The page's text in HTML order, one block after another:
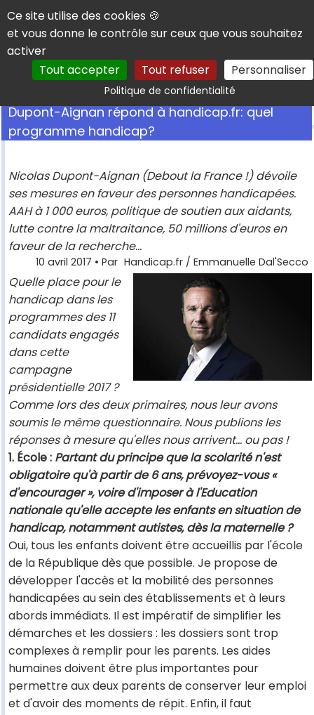
Panneau de gestion des cookies
Ce site utilise des cookies 🍪
et vous donne le contrôle sur ceux que vous souhaitez
activer
Tout accepter
Tout refuser Personnaliser
Politique de confidentialitéRechercher
Dupont-Aignan répond à handicap.fr: quel
programme handicap?
Nicolas Dupont-Aignan (Debout la France !) dévoile
ses mesures en faveur des personnes handicapées.
AAH à 1 000 euros, politique de soutien aux aidants,
lutte contre la maltraitance, 50 millions d'euros en
faveur de la recherche...
10 avril 2017 • Par Handicap.fr / Emmanuelle Dal'Secco
Quelle place pour le
handicap dans les
programmes des 11
candidats engagés
dans cette
campagne
présidentielle 2017 ?
Comme lors des deux primaires, nous leur avons
soumis le même questionnaire. Nous publions les
réponses à mesure qu'elles nous arrivent… ou pas !
1. École : Partant du principe que la scolarité n'est
obligatoire qu'à partir de 6 ans, prévoyez-vous «
d'encourager », voire d'imposer à l'Education
nationale qu'elle accepte les enfants en situation de
handicap, notamment autistes, dès la maternelle ?
Oui, tous les enfants doivent être accueillis par l'école
de la République dès que possible. Je propose de
développer l'accès et la mobilité des personnes
handicapées au sein des établissements et à leurs
abords immédiats. Il est impératif de simplifier les
démarches et les dossiers : les dossiers sont trop
complexes à remplir pour les parents. Les aides
humaines doivent être plus importantes pour
permettre aux deux parents de conserver leur emploi
et d'avoir des moments de répit. Enfin, il faut